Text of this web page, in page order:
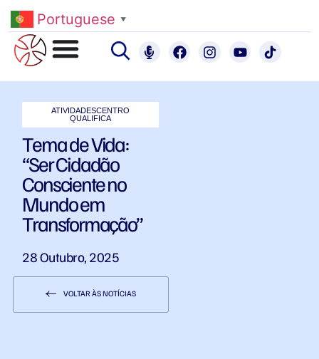
Portuguese ▼
ATIVIDADESCENTRO
QUALIFICA
Tema de Vida:
“Ser Cidadão
Consciente no
Mundo em
Transformação”
28 Outubro, 2025
VOLTAR ÀS NOTÍCIAS